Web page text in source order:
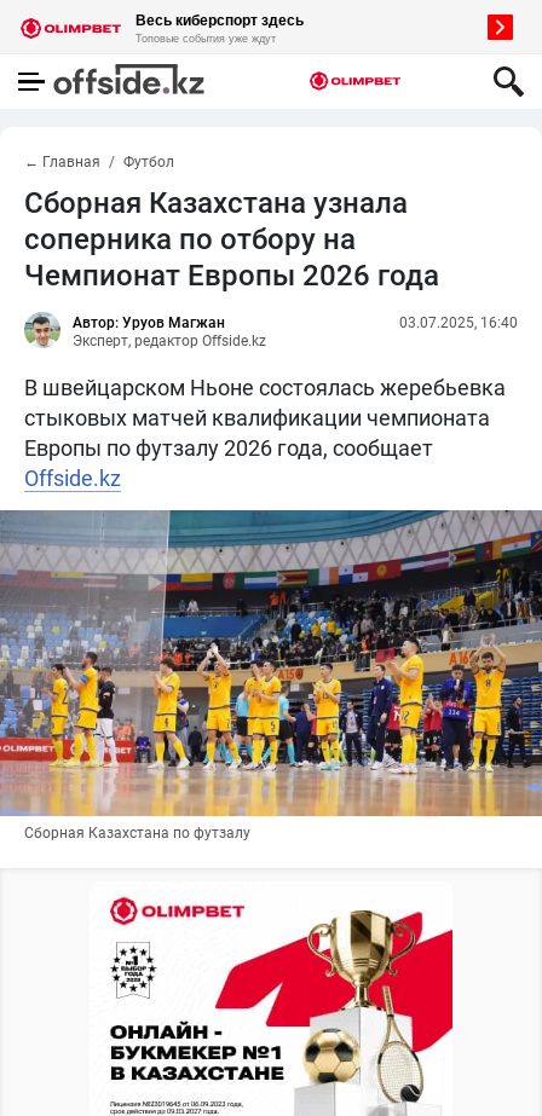
← Главная Футбол
Сборная Казахстана узнала
соперника по отбору на
Чемпионат Европы 2026 года
Автор: Уруов Магжан
Эксперт, редактор Offside.kz
03.07.2025, 16:40
В швейцарском Ньоне состоялась жеребьевка
стыковых матчей квалификации чемпионата
Европы по футзалу 2026 года, сообщает
Offside.kz
Сборная Казахстана по футзалу